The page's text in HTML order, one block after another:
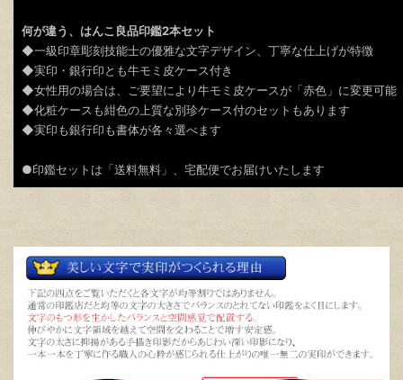
何が違う、はんこ良品印鑑2本セット
◆一級印章彫刻技能士の優雅な文字デザイン、丁寧な仕上げが特徴
◆実印・銀行印とも牛モミ皮ケース付き
◆女性用の場合は、ご要望により牛モミ皮ケースが「赤色」に変更可能
◆化粧ケースも紺色の上質な別珍ケース付のセットもあります
◆実印も銀行印も書体が各々選べます
●印鑑セットは「送料無料」、宅配便でお届けいたします